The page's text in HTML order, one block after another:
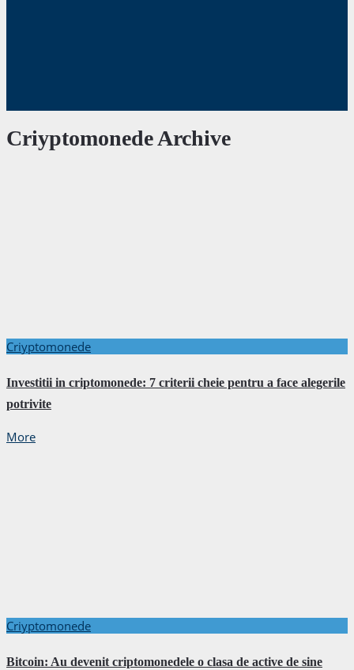
Criyptomonede Archive
Criyptomonede
Investitii in criptomonede: 7 criterii cheie pentru a face alegerile
potrivite
More
Criyptomonede
Bitcoin: Au devenit criptomonedele o clasa de active de sine